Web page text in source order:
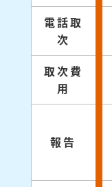
電話取
次
取次費
用
報告